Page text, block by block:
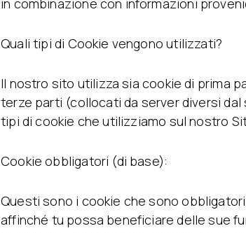
in combinazione con informazioni
Quali tipi di Cookie vengono utilizzati?
Il nostro sito utilizza sia cookie di prima
terze parti (collocati da server diversi
tipi di cookie che utilizziamo sul nostro
Cookie obbligatori (di base):
Questi sono i cookie che sono
affinché tu possa beneficiare delle sue